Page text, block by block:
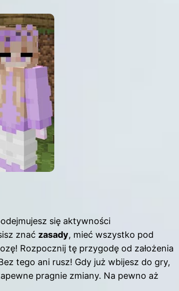
się aktywności
znać zasady, mieć wszystko pod
Rozpocznij tę przygodę od założenia
tego ani rusz! Gdy już wbijesz do gry,
pragnie zmiany. Na pewno aż